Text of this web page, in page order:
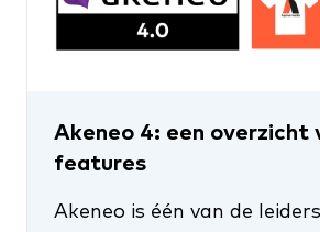
Akeneo 4: een overzicht
features
Akeneo is één van de